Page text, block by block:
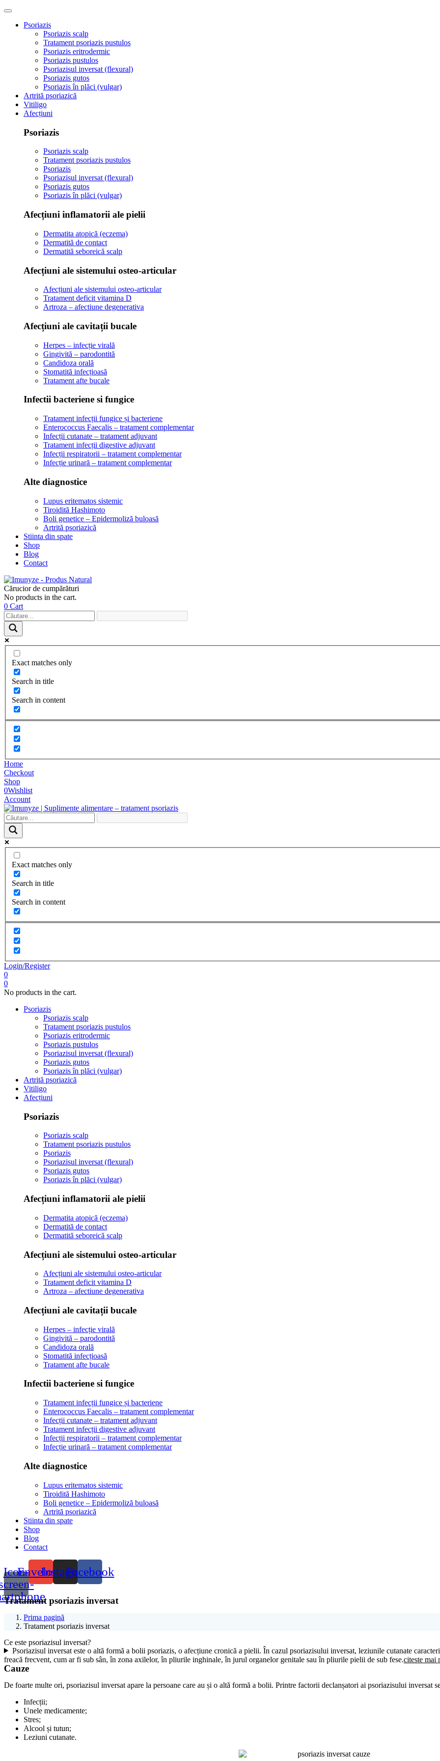
Psoriazis
Psoriazis scalp
Tratament psoriazis pustulos
Psoriazis eritrodermic
Psoriazis pustulos
Psoriazisul inversat (flexural)
Psoriazis gutos
Psoriazis în plăci (vulgar)
Artrită psoriazică
Vitiligo
Afecțiuni
Psoriazis
Psoriazis scalp
Tratament psoriazis pustulos
Psoriazis
Psoriazisul inversat (flexural)
Psoriazis gutos
Psoriazis în plăci (vulgar)
Afecțiuni inflamatorii ale pielii
Dermatita atopică (eczema)
Dermatită de contact
Dermatită seboreică scalp
Afecțiuni ale sistemului osteo-articular
Afecțiuni ale sistemului osteo-articular
Tratament deficit vitamina D
Artroza – afectiune degenerativa
Afecțiuni ale cavitații bucale
Herpes – infecție virală
Gingivită – parodontită
Candidoza orală
Stomatită infecțioasă
Tratament afte bucale
Infectii bacteriene si fungice
Tratament infecții fungice și bacteriene
Enterococcus Faecalis – tratament complementar
Infecții cutanate – tratament adjuvant
Tratament infecții digestive adjuvant
Infecții respiratorii – tratament complementar
Infecție urinară – tratament complementar
Alte diagnostice
Lupus eritematos sistemic
Tiroidită Hashimoto
Boli genetice – Epidermoliză buloasă
Artrită psoriazică
Stiinta din spate
Shop
Blog
Contact
Cărucior de cumpărături
No products in the cart.
0 Cart
Exact matches only
Search in title
Search in content
Home
Checkout
Shop
0Wishlist
Account
Exact matches only
Search in title
Search in content
Login/Register
0
0
No products in the cart.
Psoriazis
Psoriazis scalp
Tratament psoriazis pustulos
Psoriazis eritrodermic
Psoriazis pustulos
Psoriazisul inversat (flexural)
Psoriazis gutos
Psoriazis în plăci (vulgar)
Artrită psoriazică
Vitiligo
Afecțiuni
Psoriazis
Psoriazis scalp
Tratament psoriazis pustulos
Psoriazis
Psoriazisul inversat (flexural)
Psoriazis gutos
Psoriazis în plăci (vulgar)
Afecțiuni inflamatorii ale pielii
Dermatita atopică (eczema)
Dermatită de contact
Dermatită seboreică scalp
Afecțiuni ale sistemului osteo-articular
Afecțiuni ale sistemului osteo-articular
Tratament deficit vitamina D
Artroza – afectiune degenerativa
Afecțiuni ale cavitații bucale
Herpes – infecție virală
Gingivită – parodontită
Candidoza orală
Stomatită infecțioasă
Tratament afte bucale
Infectii bacteriene si fungice
Tratament infecții fungice și bacteriene
Enterococcus Faecalis – tratament complementar
Infecții cutanate – tratament adjuvant
Tratament infecții digestive adjuvant
Infecții respiratorii – tratament complementar
Infecție urinară – tratament complementar
Alte diagnostice
Lupus eritematos sistemic
Tiroidită Hashimoto
Boli genetice – Epidermoliză buloasă
Artrită psoriazică
Stiinta din spate
Shop
Blog
Contact
Icon-EnvelopeInstagramFacebook
Tratament psoriazis inversat
Prima pagină
Tratament psoriazis inversat
Ce este psoriazisul inversat?
Psoriazisul inversat este o altă formă a bolii psoriazis, o afecțiune cronică a pielii. În cazul psoriazisului inversat, leziunile cutanate
freacă frecvent, cum ar fi sub sân, în zona axilelor, în pliurile inghinale, în jurul organelor genitale sau în pliurile pielii de sub fese.
Cauze
De foarte multe ori, psoriazisul inversat apare la persoane care au și o altă formă a bolii. Printre factorii declanșatori ai psoriazisului inversat
Infecții;
Unele medicamente;
Stres;
Alcool și tutun;
Leziuni cutanate.